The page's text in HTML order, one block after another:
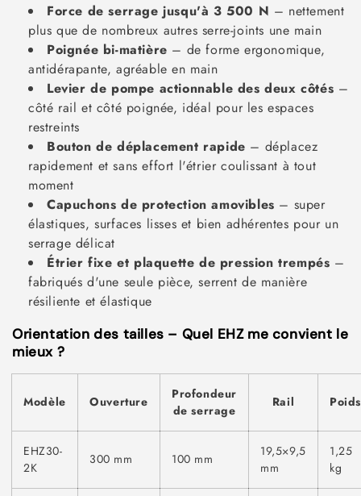
Force de serrage jusqu'à 3 500 N – nettement
plus que de nombreux autres serre-joints une main
Poignée bi-matière – de forme ergonomique,
antidérapante, agréable en main
Levier de pompe actionnable des deux côtés –
côté rail et côté poignée, idéal pour les espaces
restreints
Bouton de déplacement rapide – déplacez
rapidement et sans effort l'étrier coulissant à tout
moment
Capuchons de protection amovibles – super
élastiques, surfaces lisses et bien adhérentes pour un
serrage délicat
Étrier fixe et plaquette de pression trempés –
fabriqués d'une seule pièce, serrent de manière
résiliente et élastique
Orientation des tailles – Quel EHZ me convient le
mieux ?
Modèle Ouverture
Profondeur
de serrage
Rail Poids
EHZ30-
2K
300 mm 100 mm
19,5×9,5
mm
1,25
kg